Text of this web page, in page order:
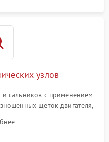
узлов
сальников с применением
щеток двигателя,
манжеты.